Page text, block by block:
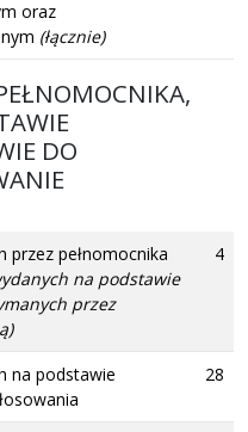
oraz
(łącznie)
DO
przez pełnomocnika
na podstawie
przez
4
na podstawie
28